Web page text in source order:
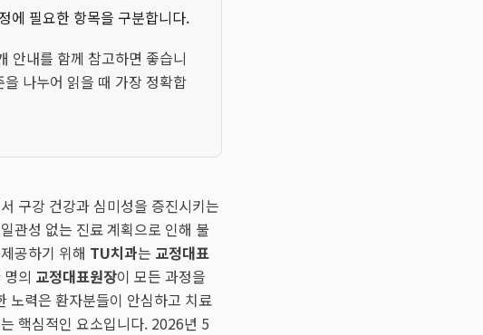
에 필요한 항목을 구분합니다.
안내를 함께 참고하면 좋습니
나누어 읽을 때 가장 정확합
구강 건강과 심미성을 증진시키는
관성 없는 진료 계획으로 인해 불
공하기 위해 TU치과는 교정대표
의 교정대표원장이 모든 과정을
노력은 환자분들이 안심하고 치료
핵심적인 요소입니다. 2026년 5